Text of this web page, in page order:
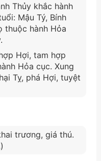
Thủy khắc hành
Mậu Tý, Bính
thuộc hành Hỏa
Hợi, tam hợp
Hỏa cục. Xung
Tỵ, phá Hợi, tuyệt
trương, giá thú.